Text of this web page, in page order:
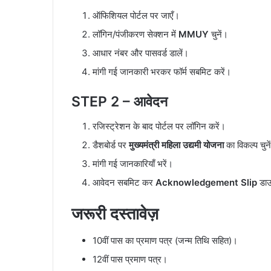
ऑफिशियल पोर्टल पर जाएँ।
लॉगिन/पंजीकरण सेक्शन में MMUY चुनें।
आधार नंबर और पासवर्ड डालें।
मांगी गई जानकारी भरकर फॉर्म सबमिट करें।
STEP 2 – आवेदन
रजिस्ट्रेशन के बाद पोर्टल पर लॉगिन करें।
डैशबोर्ड परमुख्यमंत्री महिला उद्यमी योजनाका विकल्प
मांगी गई जानकारियाँ भरें।
आवेदन सबमिट कर Acknowledgement Slip
जरूरी दस्तावेज़
10वीं पास का प्रमाण पत्र (जन्म तिथि सहित)।
12वीं पास प्रमाण पत्र।